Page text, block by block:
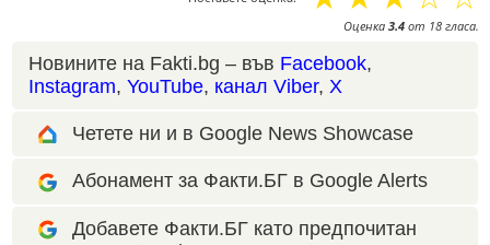
Оценка 3.4 от 18 гласа.
Новините на Fakti.bg – във Facebook,
Instagram, YouTube, канал Viber, X
Четете ни и в Google News Showcase
Абонамент за Факти.БГ в Google Alerts
Добавете Факти.БГ като предпочитан